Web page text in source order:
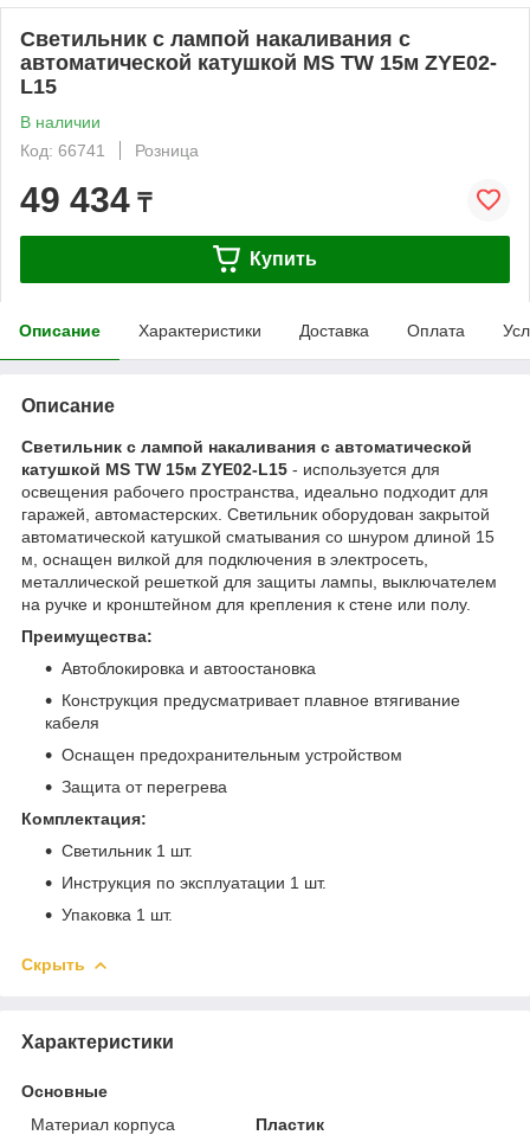
Светильник с лампой накаливания с
автоматической катушкой MS TW 15м ZYE02-
L15
В наличии
Код: 66741
Розница
49 434 ₸
Купить
Описание Характеристики Доставка Оплата
Описание
Светильник с лампой накаливания с автоматической
катушкой MS TW 15м ZYE02-L15 - используется для
освещения рабочего пространства, идеально подходит для
гаражей, автомастерских. Светильник оборудован закрытой
автоматической катушкой сматывания со шнуром длиной 15
м, оснащен вилкой для подключения в электросеть,
металлической решеткой для защиты лампы, выключателем
на ручке и кронштейном для крепления к стене или полу.
Преимущества:
Автоблокировка и автоостановка
Конструкция предусматривает плавное втягивание
кабеля
Оснащен предохранительным устройством
Защита от перегрева
Комплектация:
Светильник 1 шт.
Инструкция по эксплуатации 1 шт.
Упаковка 1 шт.
Скрыть
Характеристики
Основные
Материал корпуса
Пластик